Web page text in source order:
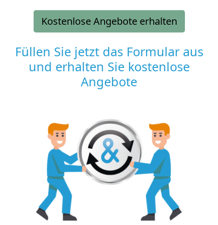
Kostenlose Angebote erhalten
Füllen Sie jetzt das Formular aus
und erhalten Sie kostenlose
Angebote